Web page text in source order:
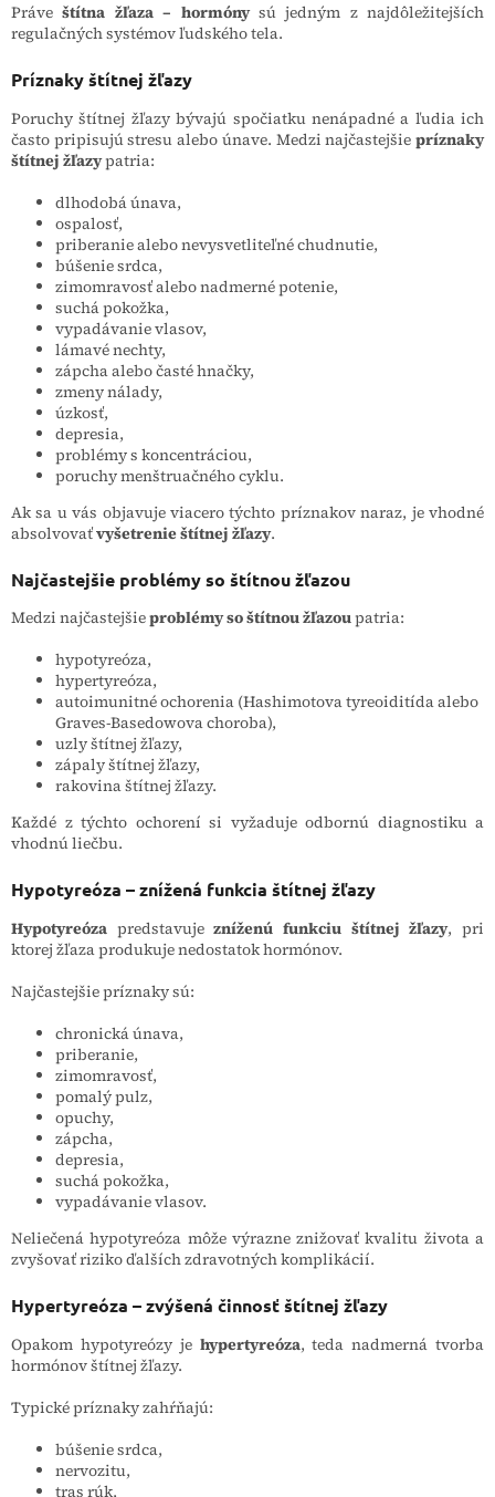
Práveštítna žľaza – hormónysú jedným z najdôležitejších
regulačných systémov ľudského tela.
Príznaky štítnej žľazy
Poruchy štítnej žľazy bývajú spočiatku nenápadné a ľudia ich
často pripisujú stresu alebo únave. Medzi najčastejšie príznaky
štítnej žľazypatria:
dlhodobá únava,
ospalosť,
priberanie alebo nevysvetliteľné chudnutie,
búšenie srdca,
zimomravosť alebo nadmerné potenie,
suchá pokožka,
vypadávanie vlasov,
lámavé nechty,
zápcha alebo časté hnačky,
zmeny nálady,
úzkosť,
depresia,
problémy s koncentráciou,
poruchy menštruačného cyklu.
Ak sa u vás objavuje viacero týchto príznakov naraz, je vhodné
absolvovaťvyšetrenie štítnej žľazy.
Najčastejšie problémy so štítnou žľazou
Medzi najčastejšieproblémy so štítnou žľazoupatria:
hypotyreóza,
hypertyreóza,
autoimunitné ochorenia (Hashimotova tyreoiditída alebo
Graves-Basedowova choroba),
uzly štítnej žľazy,
zápaly štítnej žľazy,
rakovina štítnej žľazy.
Každé z týchto ochorení si vyžaduje odbornú diagnostiku a
vhodnú liečbu.
Hypotyreóza – znížená funkcia štítnej žľazy
Hypotyreóza predstavujezníženú funkciu štítnej žľazy, pri
ktorej žľaza produkuje nedostatok hormónov.
Najčastejšie príznaky sú:
chronická únava,
priberanie,
zimomravosť,
pomalý pulz,
opuchy,
zápcha,
depresia,
suchá pokožka,
vypadávanie vlasov.
Neliečená hypotyreóza môže výrazne znižovať kvalitu života a
zvyšovať riziko ďalších zdravotných komplikácií.
Hypertyreóza – zvýšená činnosť štítnej žľazy
Opakom hypotyreózy je hypertyreóza, teda nadmerná tvorba
hormónov štítnej žľazy.
Typické príznaky zahŕňajú:
búšenie srdca,
nervozitu,
tras rúk,